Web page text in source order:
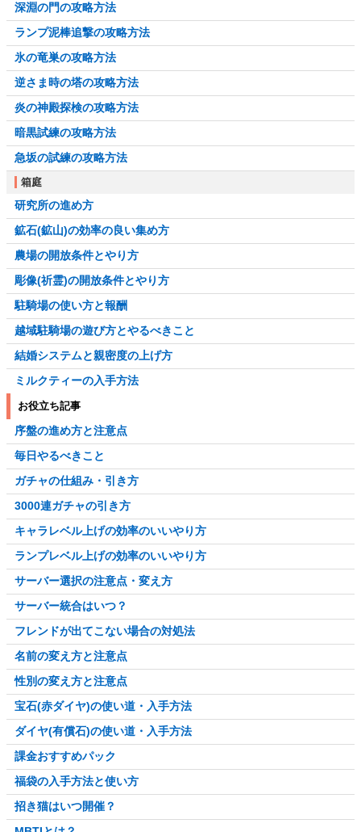
深淵の門の攻略方法
ランプ泥棒追撃の攻略方法
氷の竜巣の攻略方法
逆さま時の塔の攻略方法
炎の神殿探検の攻略方法
暗黒試練の攻略方法
急坂の試練の攻略方法
箱庭
研究所の進め方
鉱石(鉱山)の効率の良い集め方
農場の開放条件とやり方
彫像(祈霊)の開放条件とやり方
駐騎場の使い方と報酬
越域駐騎場の遊び方とやるべきこと
結婚システムと親密度の上げ方
ミルクティーの入手方法
お役立ち記事
序盤の進め方と注意点
毎日やるべきこと
ガチャの仕組み・引き方
3000連ガチャの引き方
キャラレベル上げの効率のいいやり方
ランプレベル上げの効率のいいやり方
サーバー選択の注意点・変え方
サーバー統合はいつ？
フレンドが出てこない場合の対処法
名前の変え方と注意点
性別の変え方と注意点
宝石(赤ダイヤ)の使い道・入手方法
ダイヤ(有償石)の使い道・入手方法
課金おすすめパック
福袋の入手方法と使い方
招き猫はいつ開催？